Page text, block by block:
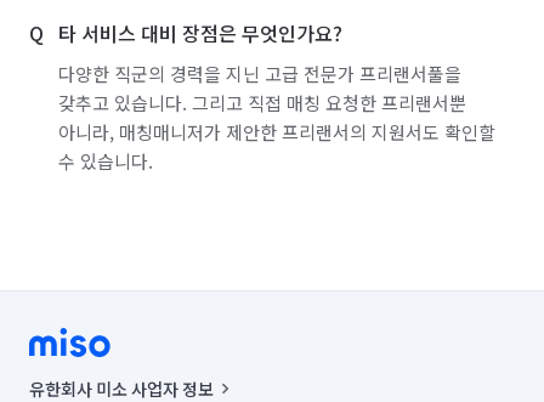
타 서비스 대비 장점은 무엇인가요?
다양한 직군의 경력을 지닌 고급 전문가 프리랜서풀을
갖추고 있습니다. 그리고 직접 매칭 요청한 프리랜서뿐
아니라, 매칭매니저가 제안한 프리랜서의 지원서도 확인할
수 있습니다.
유한회사 미소 사업자 정보